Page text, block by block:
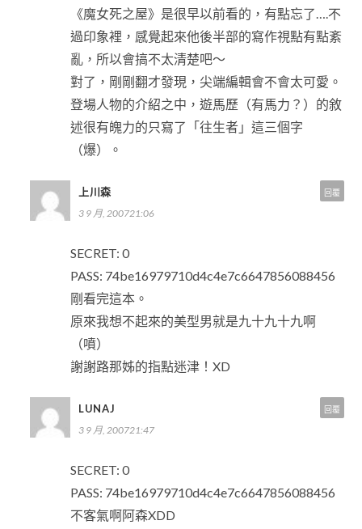
《魔女死之屋》是很早以前看的，有點忘了….不
過印象裡，感覺起來他後半部的寫作視點有點紊
亂，所以會搞不太清楚吧～
對了，剛剛翻才發現，尖端編輯會不會太可愛。
登場人物的介紹之中，遊馬歷（有馬力？）的敘
述很有魄力的只寫了「往生者」這三個字
（爆）。
上川森
3 9 月, 200721:06
SECRET: 0
PASS: 74be16979710d4c4e7c6647856088456
剛看完這本。
原來我想不起來的美型男就是九十九十九啊
（噴）
謝謝路那姊的指點迷津！XD
回覆
LUNAJ
3 9 月, 200721:47
SECRET: 0
PASS: 74be16979710d4c4e7c6647856088456
不客氣啊阿森XDD
回覆